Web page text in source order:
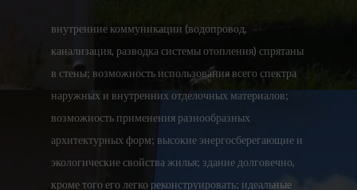
внутренние коммуникации (водопровод,
канализация, разводка системы отопления) спрятаны
в стены; возможность использования всего спектра
наружных и внутренних отделочных материалов;
возможность применения разнообразных
архитектурных форм; высокие энергосберегающие и
экологические свойства жилья; здание долговечно,
кроме того его легко реконструировать; идеальные